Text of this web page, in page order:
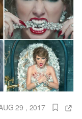
29 , 2017